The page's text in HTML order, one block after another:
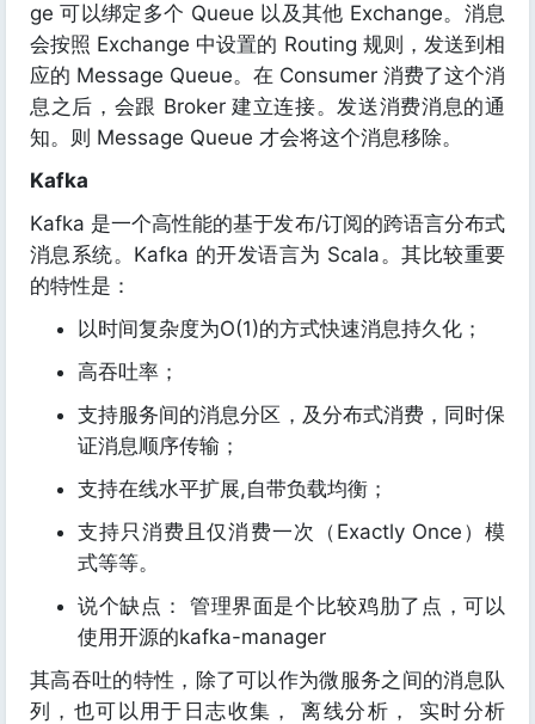
ge 可以绑定多个 Queue 以及其他 Exchange。消息
会按照 Exchange 中设置的 Routing 规则，发送到相
应的 Message Queue。在 Consumer 消费了这个消
息之后，会跟 Broker 建立连接。发送消费消息的通
知。则 Message Queue 才会将这个消息移除。
Kafka
Kafka 是一个高性能的基于发布/订阅的跨语言分布式
消息系统。Kafka 的开发语言为 Scala。其比较重要
的特性是：
以时间复杂度为O(1)的方式快速消息持久化；
高吞吐率；
支持服务间的消息分区，及分布式消费，同时保
证消息顺序传输；
支持在线水平扩展,自带负载均衡；
支持只消费且仅消费一次（Exactly Once）模
式等等。
说个缺点： 管理界面是个比较鸡肋了点，可以
使用开源的kafka-manager
其高吞吐的特性，除了可以作为微服务之间的消息队
列，也可以用于日志收集， 离线分析， 实时分析